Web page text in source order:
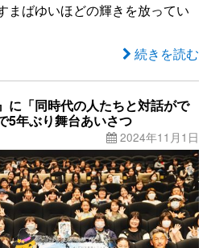
まばゆいほどの輝きを放ってい
続きを読む
に「同時代の人たちと対話がで
5年ぶり舞台あいさつ
2024年11月1日